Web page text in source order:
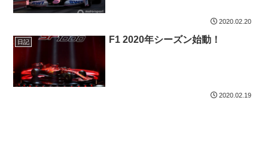
2020.02.20
日記 F1 2020年シーズン始動！
2020.02.19